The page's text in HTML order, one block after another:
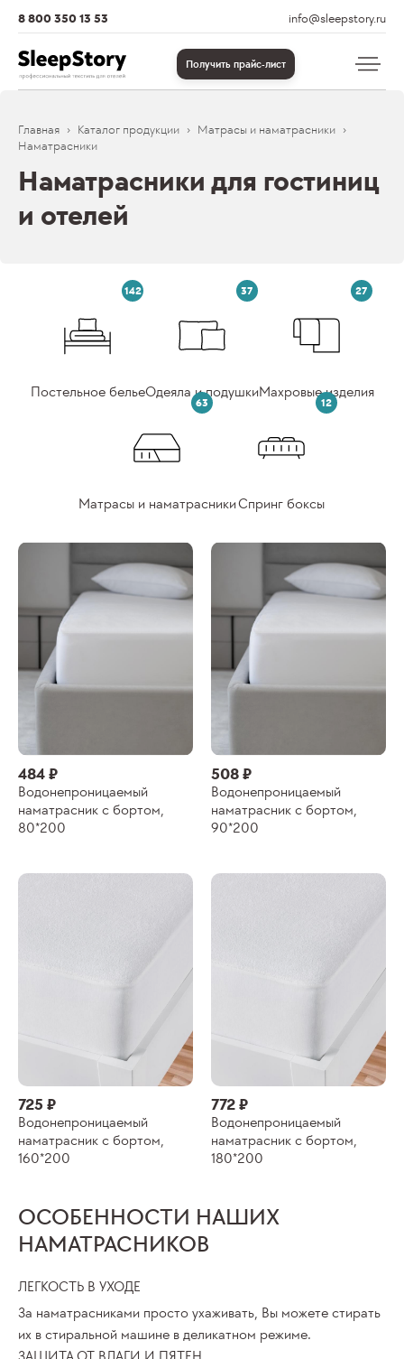
Получить прайс-лист
8 800 350 13 53 info@sleepstory.ru
Главная Каталог продукции
Матрасы и наматрасники
Наматрасники
Наматрасники для гостиниц
и отелей
142
Постельное белье
37
Одеяла и подушки
27
Махровые изделия
63
Матрасы и наматрасники
12
Спринг боксы
484 ₽
Водонепроницаемый
наматрасник с бортом,
80*200
508 ₽
Водонепроницаемый
наматрасник с бортом,
90*200
725 ₽
Водонепроницаемый
наматрасник с бортом,
160*200
772 ₽
Водонепроницаемый
наматрасник с бортом,
180*200
ОСОБЕННОСТИ НАШИХ
НАМАТРАСНИКОВ
ЛЕГКОСТЬ В УХОДЕ
За наматрасниками просто ухаживать, Вы можете стирать
их в стиральной машине в деликатном режиме.